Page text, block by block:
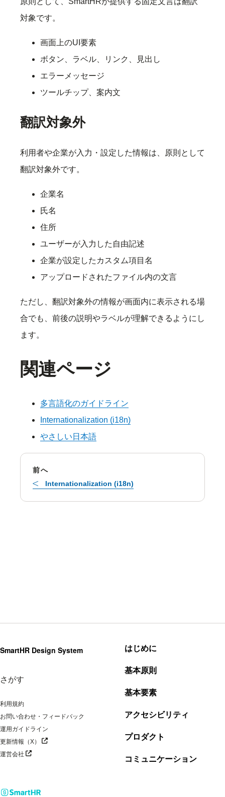
対象です。
画面上のUI要素
ボタン、ラベル、リンク、見出し
エラーメッセージ
ツールチップ、案内文
翻訳対象外
利用者や企業が入力・設定した情報は、原則として
翻訳対象外です。
企業名
氏名
住所
ユーザーが入力した自由記述
企業が設定したカスタム項目名
アップロードされたファイル内の文言
ただし、翻訳対象外の情報が画面内に表示される場
合でも、前後の説明やラベルが理解できるようにし
ます。
関連ページ
多言語化のガイドライン
Internationalization (i18n)
やさしい日本語
前へ
Internationalization (i18n)
SmartHR Design System
さがす
利用規約
お問い合わせ・フィードバック
運用ガイドライン
更新情報（X）
別タブで開く
運営会社
別タブで開く
はじめに
基本原則
基本要素
アクセシビリティ
プロダクト
コミュニケーション